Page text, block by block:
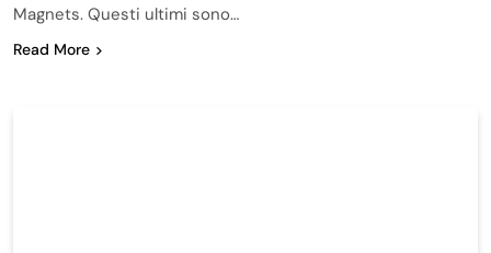
Magnets. Questi ultimi sono…
Read More